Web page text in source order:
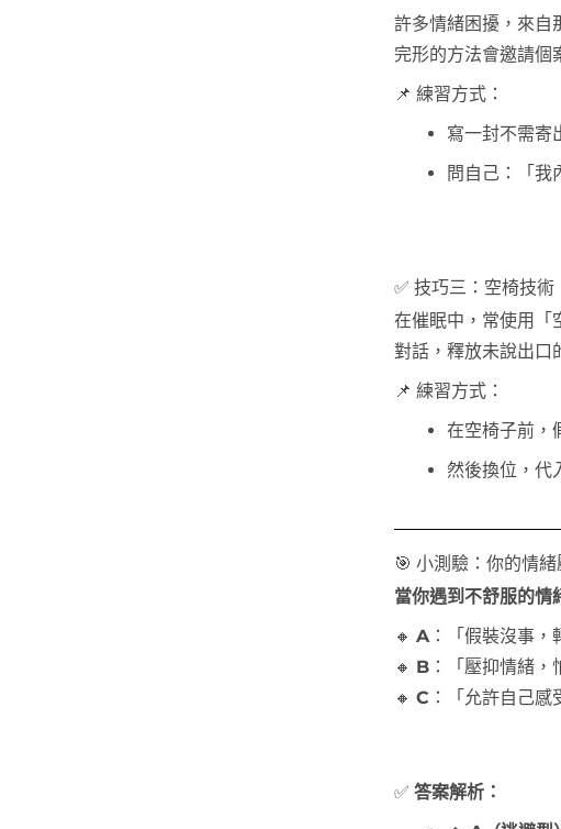
許多情緒困擾，來自
完形的方法會邀請個
📌 練習方式：
寫一封不需寄
問自己：「我
✅ 技巧三：空椅技
在催眠中，常使用「
對話，釋放未說出口
📌 練習方式：
在空椅子前，
然後換位，代
🎯 小測驗：你的情緒
當你遇到不舒服的情
🔸 A：「假裝沒事，
🔸 B：「壓抑情緒，
🔸 C ：「允許自己感
✅ 答案解析：